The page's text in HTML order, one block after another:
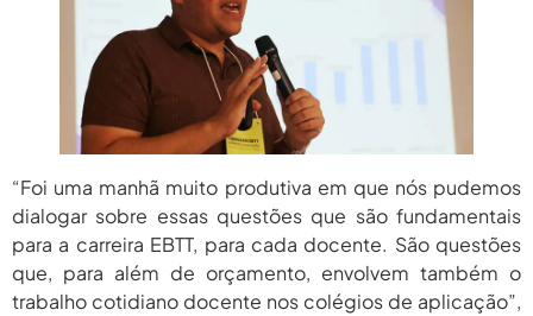
“Foi uma manhã muito produtiva em que nós pudemos
dialogar sobre essas questões que são fundamentais
para a carreira EBTT, para cada docente. São questões
que, para além de orçamento, envolvem também o
trabalho cotidiano docente nos colégios de aplicação”,